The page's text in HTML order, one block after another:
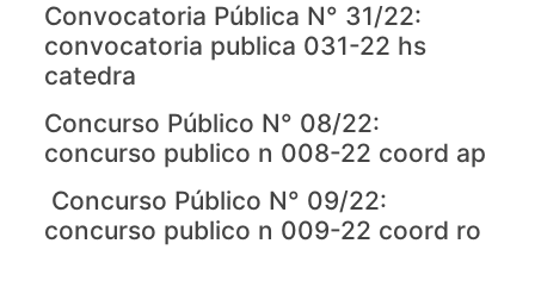
Convocatoria Pública N° 31/22:
convocatoria publica 031-22 hs
catedra
Concurso Público N° 08/22:
concurso publico n 008-22 coord ap
Concurso Público N° 09/22:
concurso publico n 009-22 coord ro